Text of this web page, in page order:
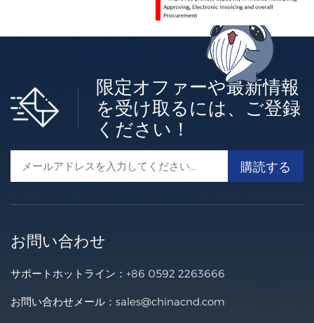
限定オファーや最新情報
を受け取るには、ご登録
ください！
お問い合わせ
サポートホットライン： +86 0592 2263666
お問い合わせメール： sales@chinacnd.com